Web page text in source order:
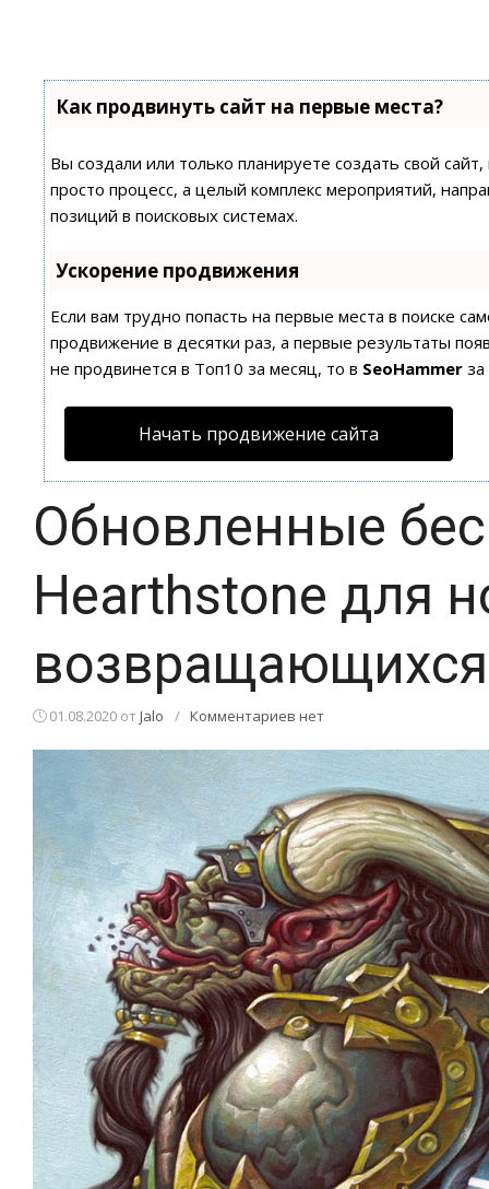
Как продвинуть сайт на первые места?
Вы создали или только планируете создать свой
просто процесс, а целый комплекс мероприятий,
позиций в поисковых системах.
Ускорение продвижения
Если вам трудно попасть на первые места в поиске
продвижение в десятки раз, а первые результаты
не продвинется в Топ10 за месяц, то в SeoHammer
Начать продвижение сайта
Обновленные
Hearthstone для
01.08.2020 от Jalo / Комментариев нет